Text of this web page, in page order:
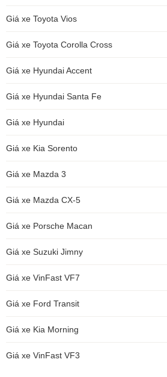
Giá xe Toyota Vios
Giá xe Toyota Corolla Cross
Giá xe Hyundai Accent
Giá xe Hyundai Santa Fe
Giá xe Hyundai
Giá xe Kia Sorento
Giá xe Mazda 3
Giá xe Mazda CX-5
Giá xe Porsche Macan
Giá xe Suzuki Jimny
Giá xe VinFast VF7
Giá xe Ford Transit
Giá xe Kia Morning
Giá xe VinFast VF3